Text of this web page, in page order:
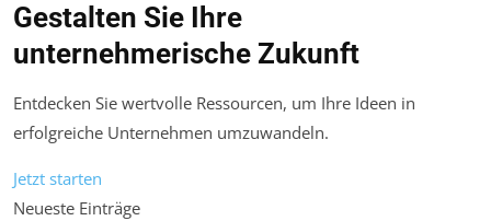
Gestalten Sie Ihre
unternehmerische Zukunft
Entdecken Sie wertvolle Ressourcen, um Ihre Ideen in
erfolgreiche Unternehmen umzuwandeln.
Jetzt starten
Neueste Einträge